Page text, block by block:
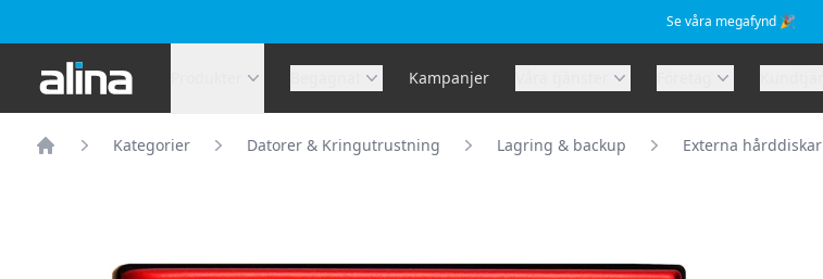
Se våra megafynd 🎉
Alina.se Kampanjer
Kategorier Datorer & Kringutrustning Lagring & backup Externa hårddiskar